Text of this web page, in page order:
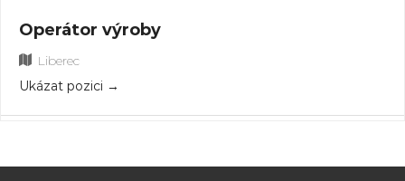
Operátor výroby
Liberec
Ukázat pozici